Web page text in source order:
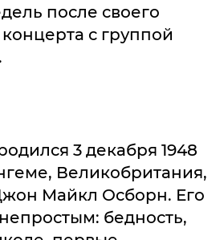
после своего
с группой
3 декабря 1948
Великобритания,
Майкл Осборн. Его
бедность,